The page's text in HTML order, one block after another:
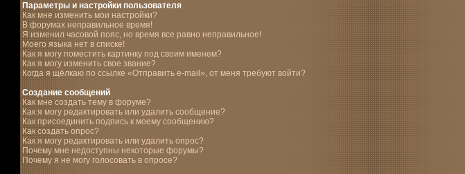
Параметры и настройки пользователя
Как мне изменить мои настройки?
В форумах неправильное время!
Я изменил часовой пояс, но время все равно неправильное!
Моего языка нет в списке!
Как я могу поместить картинку под своим именем?
Как я могу изменить свое звание?
Когда я щёлкаю по ссылке «Отправить e-mail», от меня требуют войти?
Создание сообщений
Как мне создать тему в форуме?
Как я могу редактировать или удалить сообщение?
Как присоединить подпись к моему сообщению?
Как создать опрос?
Как я могу редактировать или удалить опрос?
Почему мне недоступны некоторые форумы?
Почему я не могу голосовать в опросе?